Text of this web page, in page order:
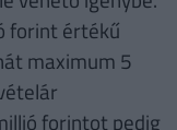
forint értékű
maximum 5
forintot pedig